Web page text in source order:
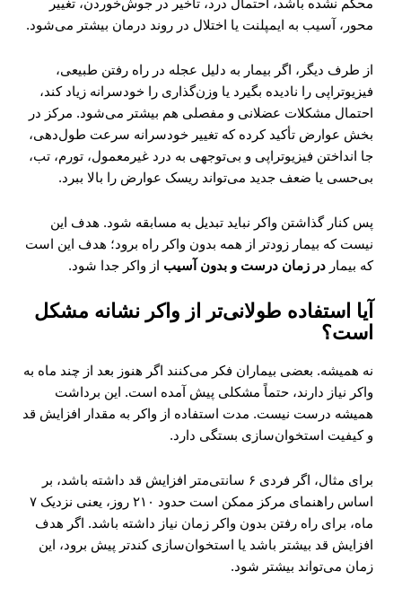
محکم نشده باشد، احتمال درد، تأخیر در جوش‌خوردن، تغییر
محور، آسیب به ایمپلنت یا اختلال در روند درمان بیشتر می‌شود.
از طرف دیگر، اگر بیمار به دلیل عجله در راه رفتن طبیعی،
فیزیوتراپی را نادیده بگیرد یا وزن‌گذاری را خودسرانه زیاد کند،
احتمال مشکلات عضلانی و مفصلی هم بیشتر می‌شود. مرکز در
بخش عوارض تأکید کرده که تغییر خودسرانه سرعت طول‌دهی،
جا انداختن فیزیوتراپی و بی‌توجهی به درد غیرمعمول، تورم، تب،
بی‌حسی یا ضعف جدید می‌تواند ریسک عوارض را بالا ببرد.
پس کنار گذاشتن واکر نباید تبدیل به مسابقه شود. هدف این
نیست که بیمار زودتر از همه بدون واکر راه برود؛ هدف این است
که بیمار در زمان درست و بدون آسیباز واکر جدا شود.
آیا استفاده طولانی‌تر از واکر نشانه مشکل
است؟
نه همیشه. بعضی بیماران فکر می‌کنند اگر هنوز بعد از چند ماه به
واکر نیاز دارند، حتماً مشکلی پیش آمده است. این برداشت
همیشه درست نیست. مدت استفاده از واکر به مقدار افزایش قد
و کیفیت استخوان‌سازی بستگی دارد.
برای مثال، اگر فردی ۶ سانتی‌متر افزایش قد داشته باشد، بر
اساس راهنمای مرکز ممکن است حدود ۲۱۰ روز، یعنی نزدیک ۷
ماه، برای راه رفتن بدون واکر زمان نیاز داشته باشد. اگر هدف
افزایش قد بیشتر باشد یا استخوان‌سازی کندتر پیش برود، این
زمان می‌تواند بیشتر شود.